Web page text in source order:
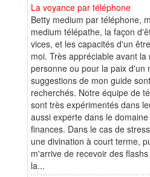
La voyance par téléphone
Betty medium par téléphone,
medium télépathe, la façon
vices, et les capacités d'un
moi. Très appréciable avant
personne ou pour la paix d'un
suggestions de mon guide
recherchés. Notre équipe de
sont très expérimentés dans
aussi experte dans le
finances. Dans le cas de
une divination à court terme,
m'arrive de recevoir des
la...